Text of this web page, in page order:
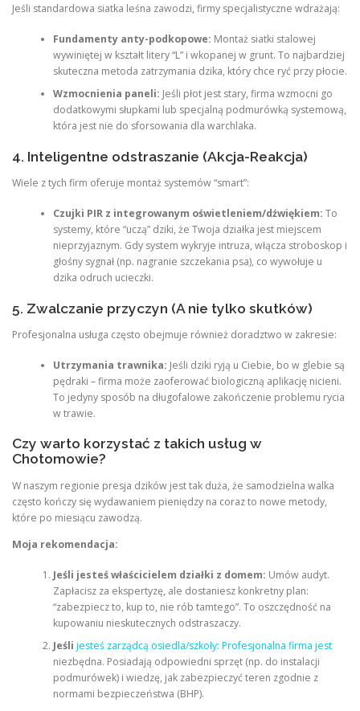
Jeśli standardowa siatka leśna zawodzi, firmy specjalistyczne wdrażają:
Fundamenty anty-podkopowe: Montaż siatki stalowej
wywiniętej w kształt litery “L” i wkopanej w grunt. To najbardziej
skuteczna metoda zatrzymania dzika, który chce ryć przy płocie.
Wzmocnienia paneli: Jeśli płot jest stary, firma wzmocni go
dodatkowymi słupkami lub specjalną podmurówką systemową,
która jest nie do sforsowania dla warchlaka.
4. Inteligentne odstraszanie (Akcja-Reakcja)
Wiele z tych firm oferuje montaż systemów “smart”:
Czujki PIR z integrowanym oświetleniem/dźwiękiem: To
systemy, które “uczą” dziki, że Twoja działka jest miejscem
nieprzyjaznym. Gdy system wykryje intruza, włącza stroboskop i
głośny sygnał (np. nagranie szczekania psa), co wywołuje u
dzika odruch ucieczki.
5. Zwalczanie przyczyn (A nie tylko skutków)
Profesjonalna usługa często obejmuje również doradztwo w zakresie:
Utrzymania trawnika: Jeśli dziki ryją u Ciebie, bo w glebie są
pędraki – firma może zaoferować biologiczną aplikację nicieni.
To jedyny sposób na długofalowe zakończenie problemu rycia
w trawie.
Czy warto korzystać z takich usług w
Chotomowie?
W naszym regionie presja dzików jest tak duża, że samodzielna walka
często kończy się wydawaniem pieniędzy na coraz to nowe metody,
które po miesiącu zawodzą.
Moja rekomendacja:
Jeśli jesteś właścicielem działki z domem: Umów audyt.
Zapłacisz za ekspertyzę, ale dostaniesz konkretny plan:
“zabezpiecz to, kup to, nie rób tamtego”. To oszczędność na
kupowaniu nieskutecznych odstraszaczy.
Jeśli jesteś zarządcą osiedla/szkoły: Profesjonalna firma jest
niezbędna. Posiadają odpowiedni sprzęt (np. do instalacji
podmurówek) i wiedzę, jak zabezpieczyć teren zgodnie z
normami bezpieczeństwa (BHP).